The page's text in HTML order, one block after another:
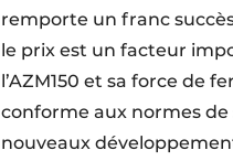
remporte un franc
le prix est un facteur
l’AZM150 et sa force de
conforme aux normes de
nouveaux